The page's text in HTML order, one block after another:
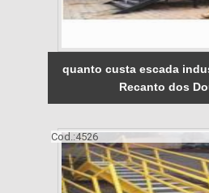
quanto custa escada
Recanto dos
Cod.:4526